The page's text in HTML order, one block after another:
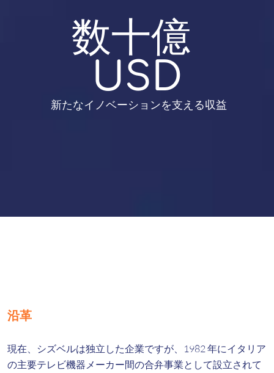
数十億
USD
新たなイノベーションを支える収益
沿革
現在、シズベルは独立した企業ですが、1982 年にイタリア
の主要テレビ機器メーカー間の合弁事業として設立されて